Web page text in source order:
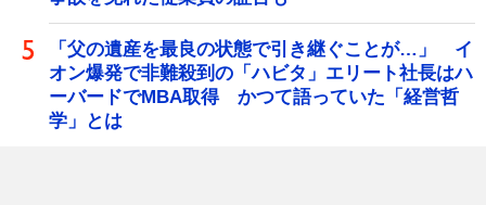
「父の遺産を最良の状態で引き継ぐことが…」 イ
オン爆発で非難殺到の「ハビタ」エリート社長はハ
ーバードでMBA取得 かつて語っていた「経営哲
学」とは